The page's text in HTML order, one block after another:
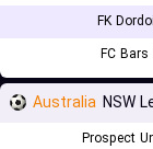
FK
FC Bars
Australia NSW
Prospect